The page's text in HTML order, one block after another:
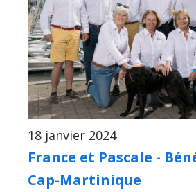
18 janvier 2024
France et Pascale -
Cap-Martinique